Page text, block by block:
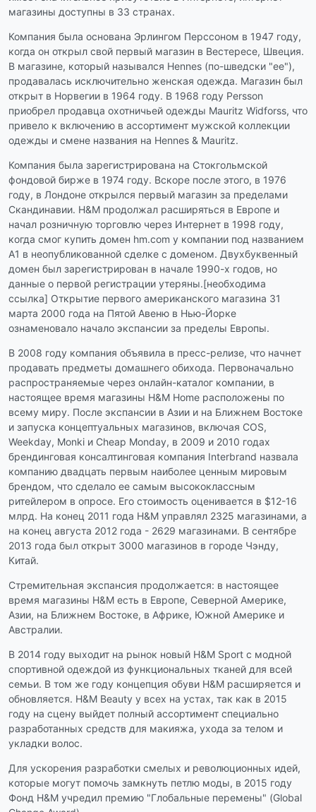
магазины доступны в 33 странах.
Компания была основана Эрлингом Перссоном в 1947 году,
когда он открыл свой первый магазин в Вестересе, Швеция.
В магазине, который назывался Hennes (по-шведски "ее"),
продавалась исключительно женская одежда. Магазин был
открыт в Норвегии в 1964 году. В 1968 году Persson
приобрел продавца охотничьей одежды Mauritz Widforss, что
привело к включению в ассортимент мужской коллекции
одежды и смене названия на Hennes & Mauritz.
Компания была зарегистрирована на Стокгольмской
фондовой бирже в 1974 году. Вскоре после этого, в 1976
году, в Лондоне открылся первый магазин за пределами
Скандинавии. H&M продолжал расширяться в Европе и
начал розничную торговлю через Интернет в 1998 году,
когда смог купить домен hm.com у компании под названием
A1 в неопубликованной сделке с доменом. Двухбуквенный
домен был зарегистрирован в начале 1990-х годов, но
данные о первой регистрации утеряны.[необходима
ссылка] Открытие первого американского магазина 31
марта 2000 года на Пятой Авеню в Нью-Йорке
ознаменовало начало экспансии за пределы Европы.
В 2008 году компания объявила в пресс-релизе, что начнет
продавать предметы домашнего обихода. Первоначально
распространяемые через онлайн-каталог компании, в
настоящее время магазины H&M Home расположены по
всему миру. После экспансии в Азии и на Ближнем Востоке
и запуска концептуальных магазинов, включая COS,
Weekday, Monki и Cheap Monday, в 2009 и 2010 годах
брендинговая консалтинговая компания Interbrand назвала
компанию двадцать первым наиболее ценным мировым
брендом, что сделало ее самым высококлассным
ритейлером в опросе. Его стоимость оценивается в $12-16
млрд. На конец 2011 года H&M управлял 2325 магазинами, а
на конец августа 2012 года - 2629 магазинами. В сентябре
2013 года был открыт 3000 магазинов в городе Чэнду,
Китай.
Стремительная экспансия продолжается: в настоящее
время магазины H&M есть в Европе, Северной Америке,
Азии, на Ближнем Востоке, в Африке, Южной Америке и
Австралии.
В 2014 году выходит на рынок новый H&M Sport с модной
спортивной одеждой из функциональных тканей для всей
семьи. В том же году концепция обуви H&M расширяется и
обновляется. H&M Beauty у всех на устах, так как в 2015
году на сцену выйдет полный ассортимент специально
разработанных средств для макияжа, ухода за телом и
укладки волос.
Для ускорения разработки смелых и революционных идей,
которые могут помочь замкнуть петлю моды, в 2015 году
Фонд H&M учредил премию "Глобальные перемены" (Global